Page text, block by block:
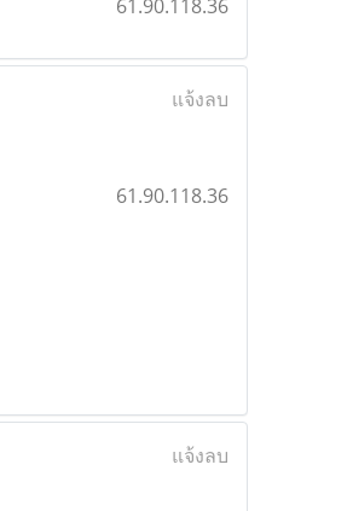
61.90.118.36
แจ้งลบ
61.90.118.36
แจ้งลบ